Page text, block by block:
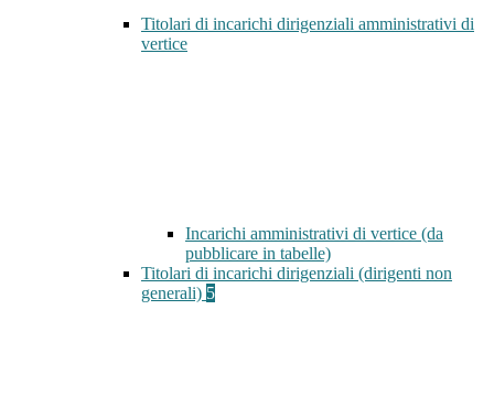
Titolari di incarichi dirigenziali amministrativi di
vertice
Incarichi amministrativi di vertice (da
pubblicare in tabelle)
Titolari di incarichi dirigenziali (dirigenti non
generali) 5